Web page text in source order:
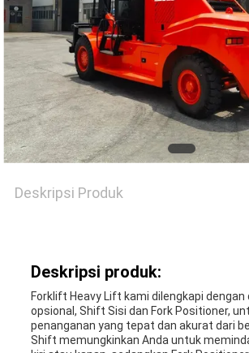
Deskripsi Produk
Deskripsi produk:
Forklift Heavy Lift kami dilengkapi
opsional, Shift Sisi dan Fork Positioner,
penanganan yang tepat dan akurat dari
Shift memungkinkan Anda untuk